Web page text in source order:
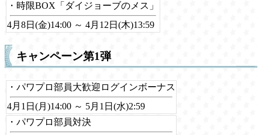
・時限BOX「ダイジョーブのメス」
4月8日(金)14:00 ～ 4月12日(木)13:59
キャンペーン第1弾
・パワプロ部員大歓迎ログインボーナス
4月1日(月)14:00 ～ 5月1日(水)2:59
・パワプロ部員対決